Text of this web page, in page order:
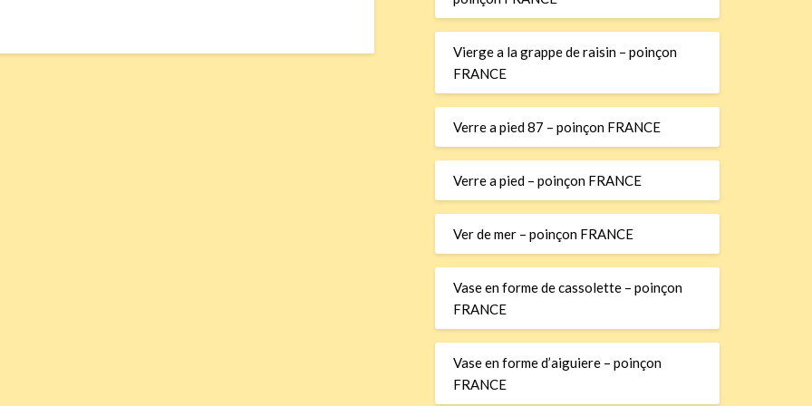
Vierge a la grappe de raisin – poinçon
FRANCE
Verre a pied 87 – poinçon FRANCE
Verre a pied – poinçon FRANCE
Ver de mer – poinçon FRANCE
Vase en forme de cassolette – poinçon
FRANCE
Vase en forme d’aiguiere – poinçon
FRANCE